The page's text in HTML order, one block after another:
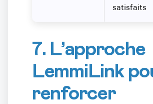
satisfaits
7. L’approche
LemmiLink
renforcer